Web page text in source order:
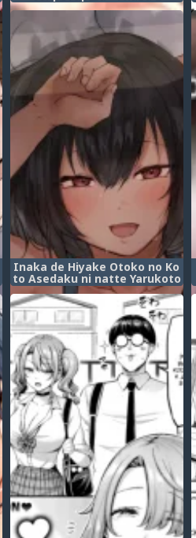
(Autocloset 2 - The New
Secretary)
Inaka de Hiyake Otoko no Ko
to Asedaku ni natte Yarukoto
Hitotsu!